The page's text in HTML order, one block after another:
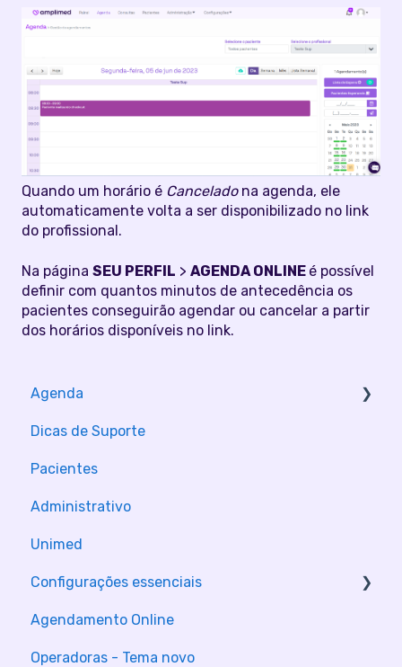
Quando um horário é Canceladona agenda, ele
automaticamente volta a ser disponibilizado no link
do profissional.
Na página SEU PERFIL > AGENDA ONLINE é possível
definir com quantos minutos de antecedência os
pacientes conseguirão agendar ou cancelar a partir
dos horários disponíveis no link.
Agenda
Configurações
Dicas de Suporte
Pacientes
Administrativo
Unimed
Configurações essenciais
Configuração da Clinica
Configuração de contas
Agendamento Online
Operadoras - Tema novo